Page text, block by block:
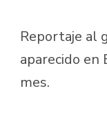
Reportaje al
aparecido en
mes.